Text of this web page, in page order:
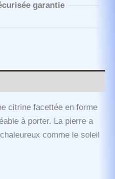
garantie
citrine facettée en forme
à porter. La pierre a
comme le soleil